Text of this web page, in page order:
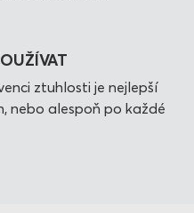
ztuhlosti je nejlepší
nebo alespoň po každé